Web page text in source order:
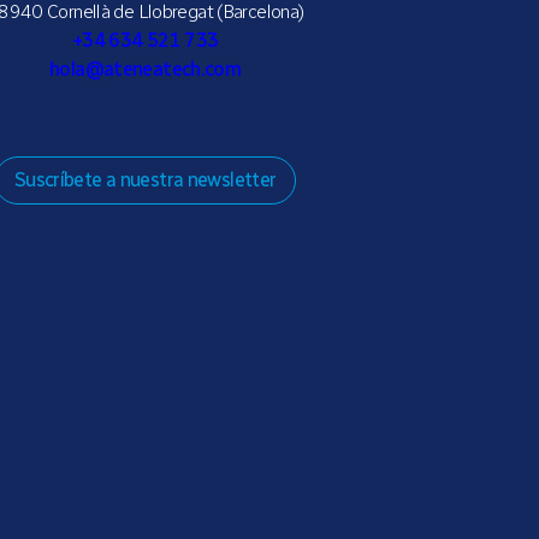
Cornellà de Llobregat (Barcelona)
+34 634 521 733
hola@ateneatech.com
Suscríbete a nuestra newsletter